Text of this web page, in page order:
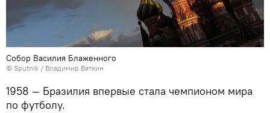
Собор Василия Блаженного
© Sputnik / Владимир Вяткин
1958 — Бразилия впервые стала чемпионом мира
по футболу.